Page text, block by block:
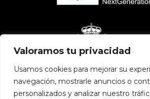
Valoramos tu privacidad
Usamos cookies para mejorar su
navegación, mostrarle anuncios o
personalizados y analizar nuestro